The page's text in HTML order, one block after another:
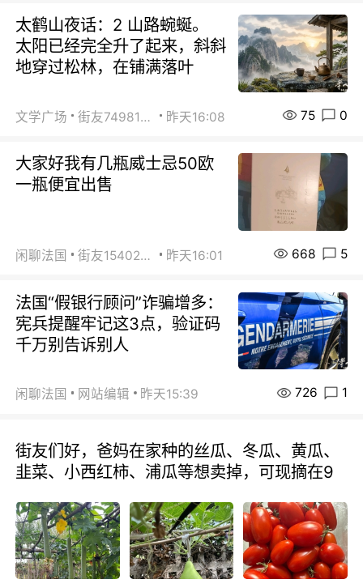
太鹤山夜话：2 山路蜿蜒。
太阳已经完全升了起来，斜斜
地穿过松林，在铺满落叶
文学广场 街友74981146 昨天16:08 75 0
大家好我有几瓶威士忌50欧
一瓶便宜出售
闲聊法国 街友15402223 昨天16:01 668 5
法国“假银行顾问”诈骗增多：
宪兵提醒牢记这3点，验证码
千万别告诉别人
闲聊法国 网站编辑 昨天15:39 726 1
街友们好，爸妈在家种的丝瓜、冬瓜、黄瓜、
韭菜、小西红柿、浦瓜等想卖掉，可现摘在9